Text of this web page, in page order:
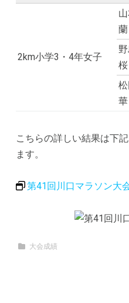
2km小学3・4年女子
蘭
桜
華
こちらの詳しい結果は下
ます。
第41回川口マラソン大
大会成績